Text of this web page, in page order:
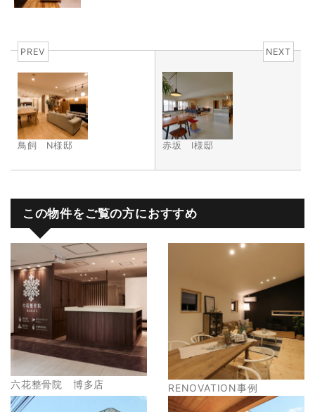
PREV
鳥飼 N様邸
NEXT
赤坂 I様邸
この物件をご覧の方におすすめ
六花整骨院 博多店 RENOVATION事例